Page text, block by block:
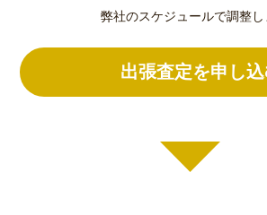
弊社のスケジュールで調整し
出張査定を申し